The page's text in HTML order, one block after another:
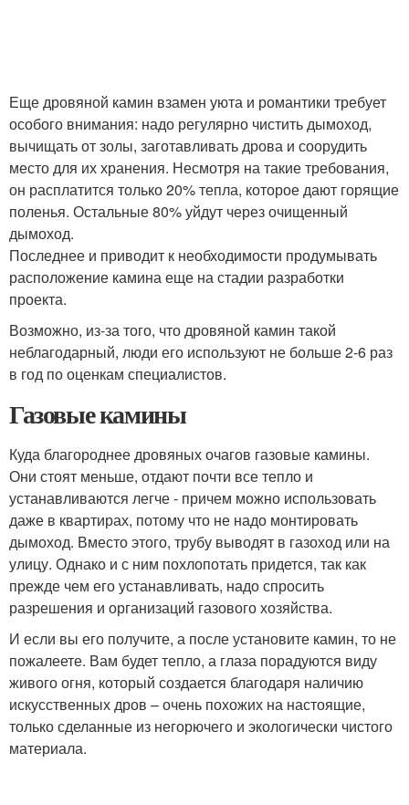
Еще дровяной камин взамен уюта и романтики требует
особого внимания: надо регулярно чистить дымоход,
вычищать от золы, заготавливать дрова и соорудить
место для их хранения. Несмотря на такие требования,
он расплатится только 20% тепла, которое дают горящие
поленья. Остальные 80% уйдут через очищенный
дымоход.
Последнее и приводит к необходимости продумывать
расположение камина еще на стадии разработки
проекта.
Возможно, из-за того, что дровяной камин такой
неблагодарный, люди его используют не больше 2-6 раз
в год по оценкам специалистов.
Газовые камины
Куда благороднее дровяных очагов газовые камины.
Они стоят меньше, отдают почти все тепло и
устанавливаются легче - причем можно использовать
даже в квартирах, потому что не надо монтировать
дымоход. Вместо этого, трубу выводят в газоход или на
улицу. Однако и с ним похлопотать придется, так как
прежде чем его устанавливать, надо спросить
разрешения и организаций газового хозяйства.
И если вы его получите, а после установите камин, то не
пожалеете. Вам будет тепло, а глаза порадуются виду
живого огня, который создается благодаря наличию
искусственных дров – очень похожих на настоящие,
только сделанные из негорючего и экологически чистого
материала.